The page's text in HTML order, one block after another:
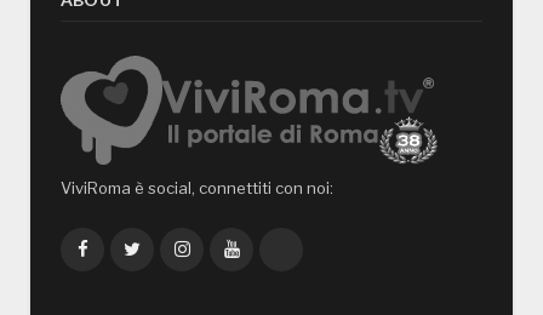
ViviRoma è social, connettiti con noi:
FacebookTwitterInstagramYouTube